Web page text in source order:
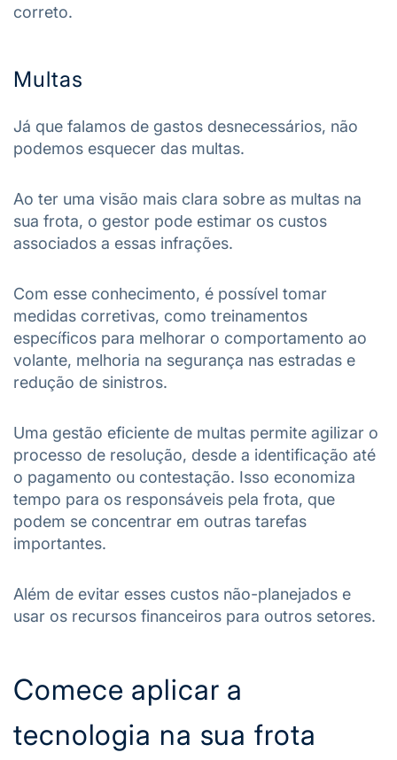
correto.
Multas
Já que falamos de gastos desnecessários, não
podemos esquecer das multas.
Ao ter uma visão mais clara sobre as multas na
sua frota, o gestor pode estimar os custos
associados a essas infrações.
Com esse conhecimento, é possível tomar
medidas corretivas, como treinamentos
específicos para melhorar o comportamento ao
volante, melhoria na segurança nas estradas e
redução de sinistros.
Uma gestão eficiente de multas permite agilizar o
processo de resolução, desde a identificação até
o pagamento ou contestação. Isso economiza
tempo para os responsáveis pela frota, que
podem se concentrar em outras tarefas
importantes.
Além de evitar esses custos não-planejados e
usar os recursos financeiros para outros setores.
Comece aplicar a
tecnologia na sua frota